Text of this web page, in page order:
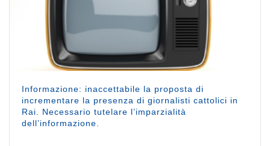
Informazione: inaccettabile la proposta di
incrementare la presenza di giornalisti cattolici in
Rai. Necessario tutelare l’imparzialità
dell’informazione.